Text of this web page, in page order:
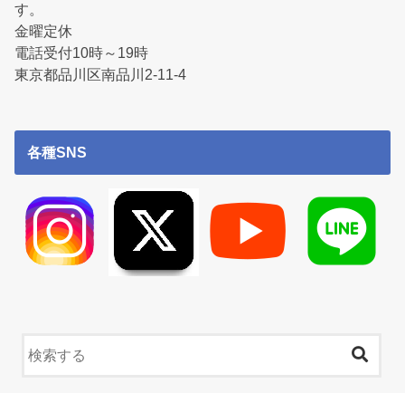
す。
金曜定休
電話受付10時～19時
東京都品川区南品川2-11-4
各種SNS